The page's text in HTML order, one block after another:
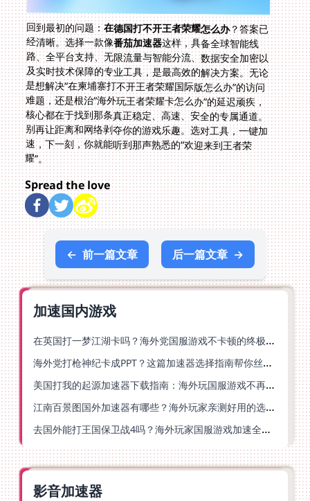
回到最初的问题：在德国打不开王者荣耀怎么办？答案已
经清晰。选择一款像番茄加速器这样，具备全球智能线
路、全平台支持、无限流量与智能分流、数据安全加密以
及实时技术保障的专业工具，是最高效的解决方案。无论
是想解决“在柬埔寨打不开王者荣耀国际版怎么办”的访问
难题，还是根治“海外玩王者荣耀卡怎么办”的延迟顽疾，
核心都在于找到那条真正稳定、高速、安全的专属通道。
别再让距离和网络剥夺你的游戏乐趣。选对工具，一键加
速，下一刻，你就能听到那声熟悉的“欢迎来到王者荣
耀”。
Spread the love
← 前一篇文章 后一篇文章 →
加速国内游戏
在英国打一梦江湖卡吗？海外党国服游戏不卡顿的终极解法
海外党打枪神纪卡成PPT？这篇加速器选择指南帮你丝滑上分
美国打我的起源加速器下载指南：海外玩国服游戏不再卡的终极方案
江南百景图国外加速器有哪些？海外玩家亲测好用的选择与避坑指南
去国外能打王国保卫战4吗？海外玩家国服游戏加速全攻略（附公主连结幻想江湖实测）
影音加速器